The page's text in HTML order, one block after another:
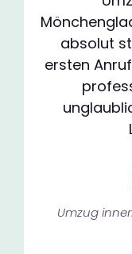
absolut
ersten
Umzug